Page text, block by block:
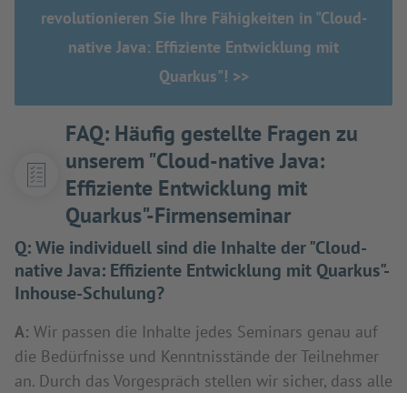
revolutionieren Sie Ihre Fähigkeiten in "Cloud-
native Java: Effiziente Entwicklung mit
Quarkus"! >>
FAQ: Häufig gestellte Fragen zu
unserem "Cloud-native Java:
Effiziente Entwicklung mit
Quarkus"-Firmenseminar
Q:Wie individuell sind die Inhalte der "Cloud-
native Java: Effiziente Entwicklung mit Quarkus"-
Inhouse-Schulung?
A: Wir passen die Inhalte jedes Seminars genau auf
die Bedürfnisse und Kenntnisstände der Teilnehmer
an. Durch das Vorgespräch stellen wir sicher, dass alle